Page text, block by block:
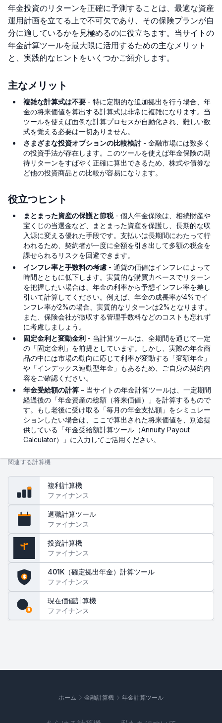
年金投資のリターンを正確に予測することは、最適な資産
運用計画を立てる上で不可欠であり、その保険プランが自
分に適しているかを見極めるのに役立ちます。当サイトの
年金計算ツールを最大限に活用するための主なメリット
と、実践的なヒントをいくつかご紹介します。
主なメリット
複雑な計算式は不要 - 特に定期的な追加拠出を行う場合、年
金の将来価値を算出する計算式は非常に複雑になります。当
ツールを使えば面倒な計算プロセスが自動化され、難しい数
式を覚える必要は一切ありません。
さまざまな投資オプションの比較検討 - 金融市場には数多く
の投資手法が存在します。このツールを使えば年金保険の期
待リターンをすばやく正確に算出できるため、株式や債券な
ど他の投資商品との比較が容易になります。
役立つヒント
まとまった資産の保護と節税- 個人年金保険は、相続財産や
宝くじの当選金など、まとまった資産を保護し、長期的な収
入源に変える優れた手段です。支払いは長期間にわたって行
われるため、契約者が一度に全額を引き出して多額の税金を
課せられるリスクを回避できます。
インフレ率と手数料の考慮 - 通貨の価値はインフレによって
時間とともに低下します。実質的な購買力ベースでリターン
を把握したい場合は、年金の利率から予想インフレ率を差し
引いて計算してください。例えば、年金の成長率が4%でイ
ンフレ率が2%の場合、実質的なリターンは2%となります。
また、保険会社が徴収する管理手数料などのコストも忘れず
に考慮しましょう。
固定金利と変動金利 - 当計算ツールは、全期間を通じて一定
の「固定金利」を前提としています。しかし、実際の年金商
品の中には市場の動向に応じて利率が変動する「変額年金」
や「インデックス連動型年金」もあるため、ご自身の契約内
容をご確認ください。
年金受給額の計算 – 当サイトの年金計算ツールは、一定期間
経過後の「年金資産の総額（将来価値）」を計算するもので
す。もし老後に受け取る「毎月の年金支払額」をシミュレー
ションしたい場合は、ここで算出された将来価値を、別途提
供している「年金受給額計算ツール（Annuity Payout
Calculator）」に入力してご活用ください。
関連する計算機
複利計算機
ファイナンス
退職計算ツール
ファイナンス
投資計算機
ファイナンス
$
401K（確定拠出年金）計算ツール
ファイナンス
$
現在価値計算機
ファイナンス
ホーム 金融計算機 年金計算ツール